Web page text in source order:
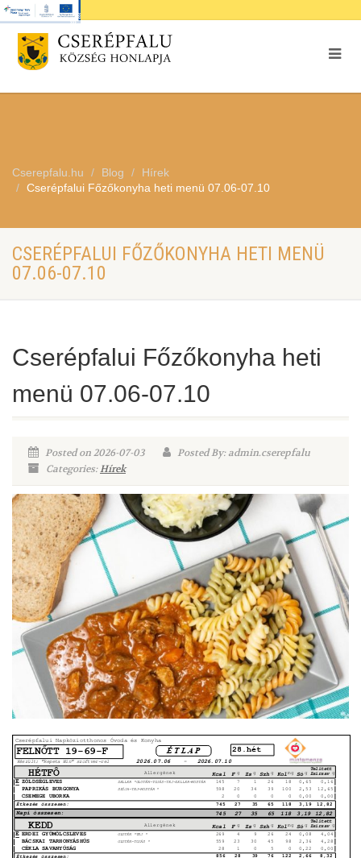
Cserepfalu.hu Blog
Hírek
Cserépfalui Főzőkonyha heti menü 07.06-07.10
CSERÉPFALUI FŐZŐKONYHA HETI MENÜ
07.06-07.10
Cserépfalui Főzőkonyha heti
menü 07.06-07.10
Posted on 2026-07-03
Posted By: admin.cserepfalu
Categories:Hírek